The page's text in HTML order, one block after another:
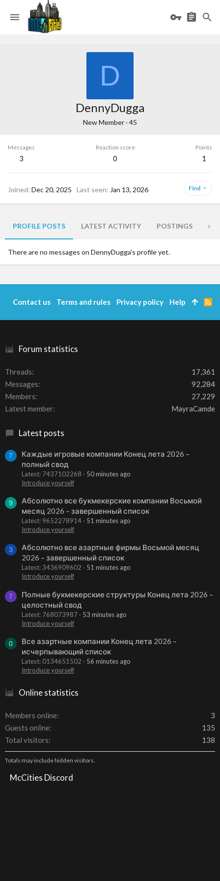
D
DennyDugga
New Member · 45
Messages
3
Reaction score
0
Points
1
Joined Dec 20, 2025 Last seen Jan 13, 2026 Find
PROFILE POSTS LATEST ACTIVITY POSTINGS
There are no messages on DennyDugga's profile yet.
Forum statistics
Threads
17,361
Messages
92,284
Members
27,229
Latest member
MayraCamde
Latest posts
7
Каждые игровые компании Конец лета 2026 –
полный свод
Latest: 7437102268
50 minutes ago
Introduce yourself
9
Абсолютно все букмекерские компании Восьмой
месяц 2026 – завершенный список
Latest: 9652278914
51 minutes ago
Introduce yourself
3
Абсолютно все азартные фирмы Восьмой месяц
2026 – завершенный список
Latest: 3436909602
51 minutes ago
Introduce yourself
7
Полные букмекерские структуры Конец лета 2026 –
целостный свод
Latest: 768073987
53 minutes ago
Introduce yourself
0
Все азартные компании Конец лета 2026 –
исчерпывающий список
Latest: 0134651502
56 minutes ago
Introduce yourself
Online statistics
Members online
3
Guests online
135
Total visitors
138
Totals may include hidden visitors.
McCities Discord
Contact us Terms and rules Privacy policy Help
R
S